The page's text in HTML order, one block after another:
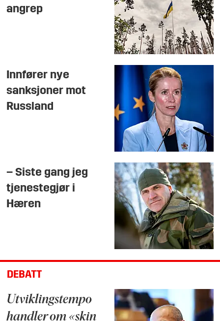
angrep
Innfører nye
sanksjoner mot
Russland
– Siste gang jeg
tjenestegjør i
Hæren
DEBATT
Utviklingstempo
handler om «skin